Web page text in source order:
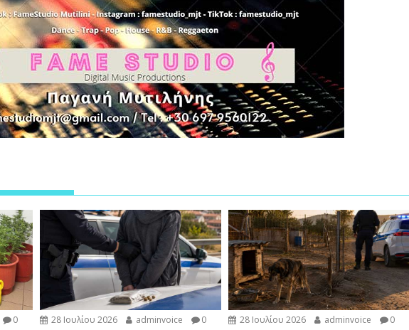
0 28 Ιουλίου 2026 adminvoice 0 28 Ιουλίου 2026 adminvoice 0